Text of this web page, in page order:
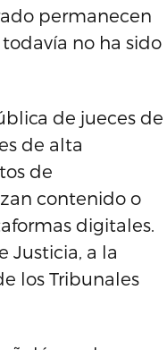
permanecen
no ha sido
de jueces de
de alta
de
contenido o
digitales.
Justicia, a la
los Tribunales